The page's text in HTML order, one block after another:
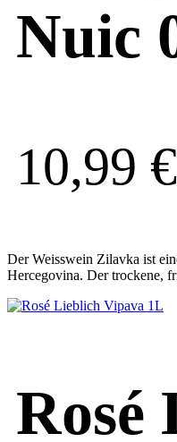
Nuic
10,99 €
Der Weisswein Zilavka ist
Hercegovina. Der trockene,
Rosé